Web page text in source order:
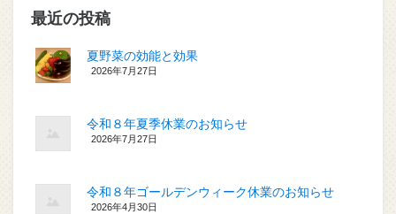
最近の投稿
夏野菜の効能と効果
2026年7月27日
令和８年夏季休業のお知らせ
2026年7月27日
令和８年ゴールデンウィーク休業のお知らせ
2026年4月30日